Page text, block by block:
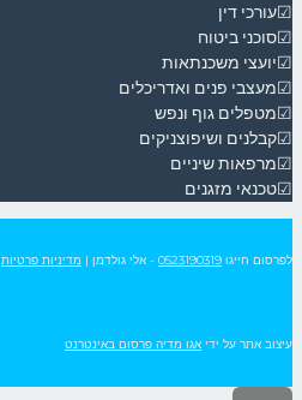
☑עורכי דין
☑סוכני ביטוח
☑יועצי משכנתאות
☑מעצבי פנים ואדריכלים
☑מטפלים גוף ונפש
☑קבלנים ושיפוצניקים
☑מרפאות שיניים
☑טכנאי מזגנים
לפרסום חייגו 0523190319 - אלי גולדמן | מדיניות פרטיות
עיצוב אתר על ידי אגו מדיה פרסום באינטרנט